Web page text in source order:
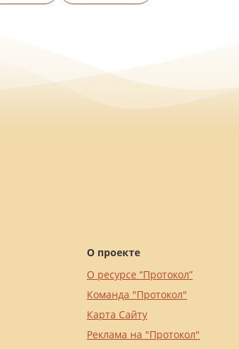
О проекте
О ресурсе “Протокол”
Команда "Протокол"
Карта Сайту
Реклама на "Протокол"